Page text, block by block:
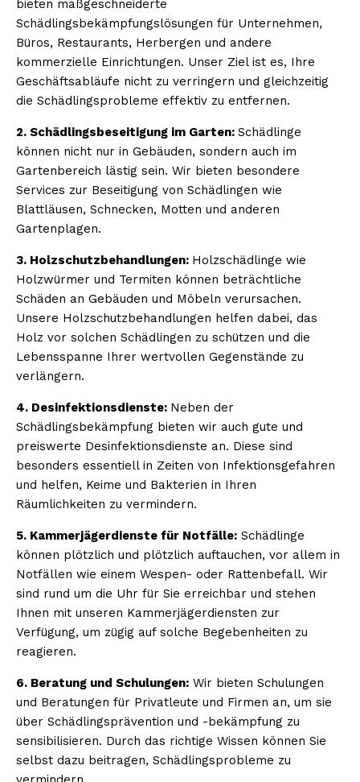
bieten maßgeschneiderte
Schädlingsbekämpfungslösungen für Unternehmen,
Büros, Restaurants, Herbergen und andere
kommerzielle Einrichtungen. Unser Ziel ist es, Ihre
Geschäftsabläufe nicht zu verringern und gleichzeitig
die Schädlingsprobleme effektiv zu entfernen.
2. Schädlingsbeseitigung im Garten: Schädlinge
können nicht nur in Gebäuden, sondern auch im
Gartenbereich lästig sein. Wir bieten besondere
Services zur Beseitigung von Schädlingen wie
Blattläusen, Schnecken, Motten und anderen
Gartenplagen.
3. Holzschutzbehandlungen: Holzschädlinge wie
Holzwürmer und Termiten können beträchtliche
Schäden an Gebäuden und Möbeln verursachen.
Unsere Holzschutzbehandlungen helfen dabei, das
Holz vor solchen Schädlingen zu schützen und die
Lebensspanne Ihrer wertvollen Gegenstände zu
verlängern.
4. Desinfektionsdienste: Neben der
Schädlingsbekämpfung bieten wir auch gute und
preiswerte Desinfektionsdienste an. Diese sind
besonders essentiell in Zeiten von Infektionsgefahren
und helfen, Keime und Bakterien in Ihren
Räumlichkeiten zu vermindern.
5. Kammerjägerdienste für Notfälle: Schädlinge
können plötzlich und plötzlich auftauchen, vor allem in
Notfällen wie einem Wespen- oder Rattenbefall. Wir
sind rund um die Uhr für Sie erreichbar und stehen
Ihnen mit unseren Kammerjägerdiensten zur
Verfügung, um zügig auf solche Begebenheiten zu
reagieren.
6. Beratung und Schulungen: Wir bieten Schulungen
und Beratungen für Privatleute und Firmen an, um sie
über Schädlingsprävention und -bekämpfung zu
sensibilisieren. Durch das richtige Wissen können Sie
selbst dazu beitragen, Schädlingsprobleme zu